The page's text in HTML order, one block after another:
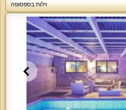
וילות בספסופה